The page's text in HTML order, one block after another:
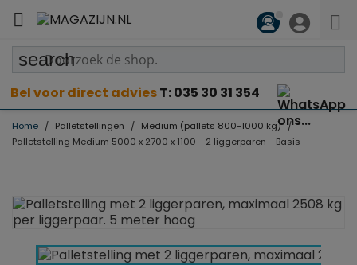

search
Bel voor direct adviesT: 035 30 31 354
Home Palletstellingen
Medium (pallets 800-1000 kg)
Palletstelling Medium 5000 x 2700 x 1100 - 2 liggerparen - Basis